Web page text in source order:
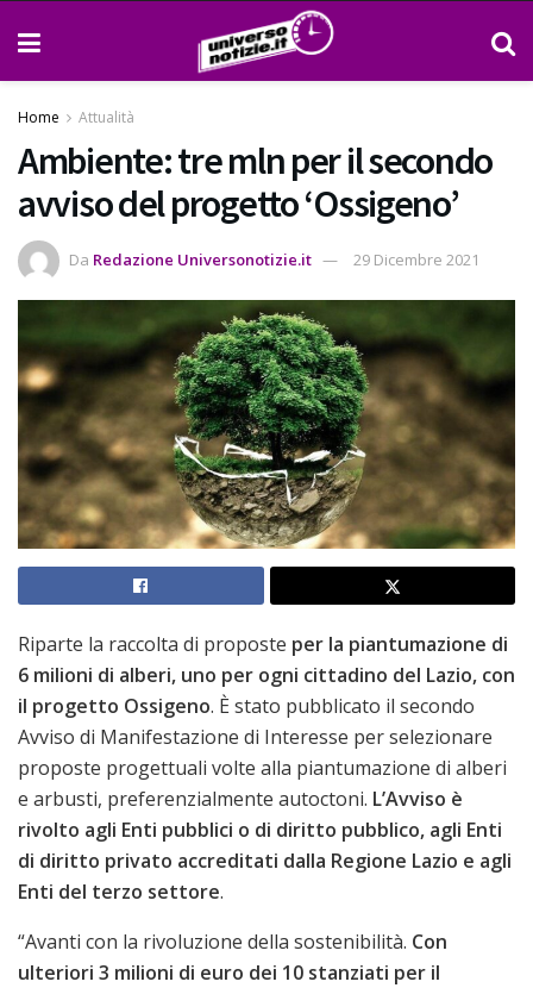
Home Attualità
Ambiente: tre mln per il secondo
avviso del progetto ‘Ossigeno’
Da Redazione Universonotizie.it 29 Dicembre 2021
Riparte la raccolta di proposte per la piantumazione di
6 milioni di alberi, uno per ogni cittadino del Lazio, con
il progetto Ossigeno. È stato pubblicato il secondo
Avviso di Manifestazione di Interesse per selezionare
proposte progettuali volte alla piantumazione di alberi
e arbusti, preferenzialmente autoctoni. L’Avviso è
rivolto agli Enti pubblici o di diritto pubblico, agli Enti
di diritto privato accreditati dalla Regione Lazio e agli
Enti del terzo settore.
“Avanti con la rivoluzione della sostenibilità. Con
ulteriori 3 milioni di euro dei 10 stanziati per il